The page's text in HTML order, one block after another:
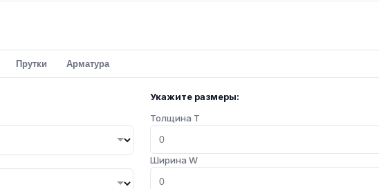
Прутки Арматура
Укажите размеры:
Толщина T
Ширина W